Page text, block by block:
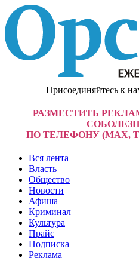
Присоединяйтесь к
РАЗМЕСТИТЬ
ПО ТЕЛЕФОНУ (MAX,
Вся лента
Власть
Общество
Новости
Афиша
Криминал
Культура
Прайс
Подписка
Реклама